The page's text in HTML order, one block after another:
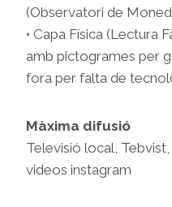
(Observatori de
• Capa Física (Lectura
amb pictogrames per
fora per falta de
Màxima difusió
Televisió local,
videos instagram